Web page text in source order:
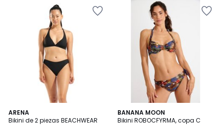
ARENA
Bikini de 2 piezas BEACHWEAR
BANANA MOON
Bikini ROBOCFYRMA, copa C